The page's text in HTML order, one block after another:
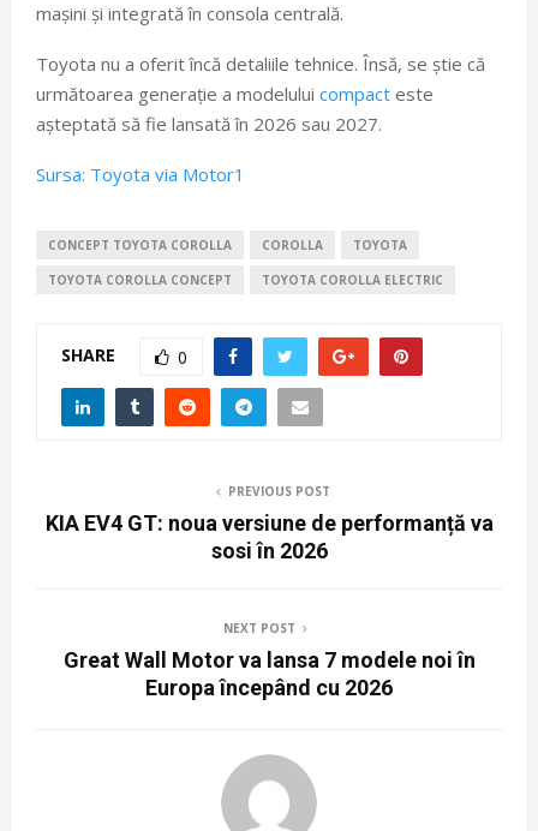
mașini și integrată în consola centrală.
Toyota nu a oferit încă detaliile tehnice. Însă, se știe că
următoarea generație a modelului compact este
așteptată să fie lansată în 2026 sau 2027.
Sursa: Toyota via Motor1
CONCEPT TOYOTA COROLLA COROLLA TOYOTA
TOYOTA COROLLA CONCEPT TOYOTA COROLLA ELECTRIC
SHARE 0
PREVIOUS POST
KIA EV4 GT: noua versiune de performanță va
sosi în 2026
NEXT POST
Great Wall Motor va lansa 7 modele noi în
Europa începând cu 2026